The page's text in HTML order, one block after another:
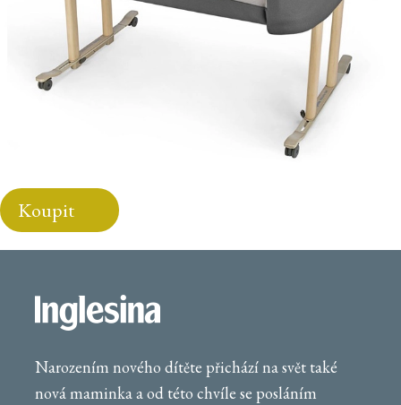
Koupit
Narozením nového dítěte přichází na svět také
nová maminka a od této chvíle se posláním